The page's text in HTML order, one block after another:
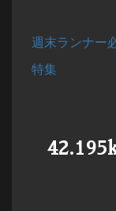
週末ランナー
特集